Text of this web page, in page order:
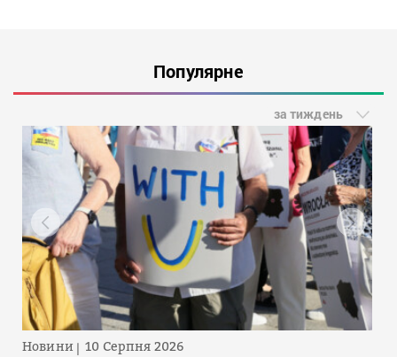
Популярне
за тиждень
Новини 10 Серпня 2026